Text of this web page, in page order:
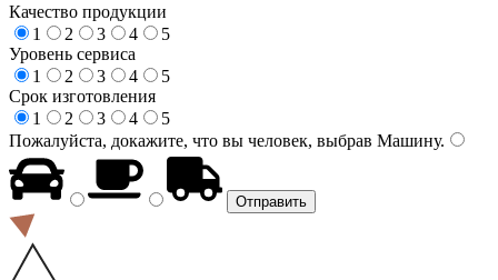
Качество продукции
1
2 3 4
5
Уровень сервиса
1
2 3 4
5
Срок изготовления
1
2 3 4
5
Пожалуйста, докажите, что вы человек, выбрав Машину.